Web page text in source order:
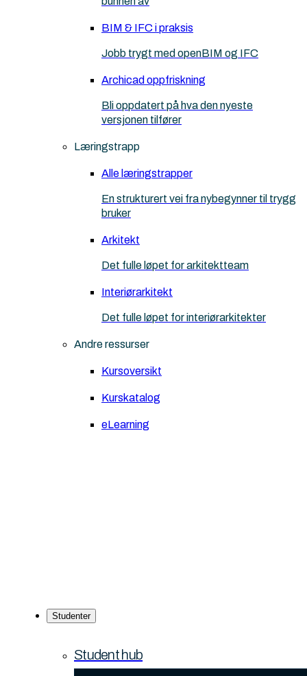
BIM & IFC i praksis
Jobb trygt med openBIM og IFC
Archicad oppfriskning
Bli oppdatert på hva den nyeste
versjonen tilfører
Læringstrapp
Alle læringstrapper
En strukturert vei fra nybegynner til trygg
bruker
Arkitekt
Det fulle løpet for arkitektteam
Interiørarkitekt
Det fulle løpet for interiørarkitekter
Andre ressurser
Kursoversikt
Kurskatalog
eLearning
Studenter
Student hub